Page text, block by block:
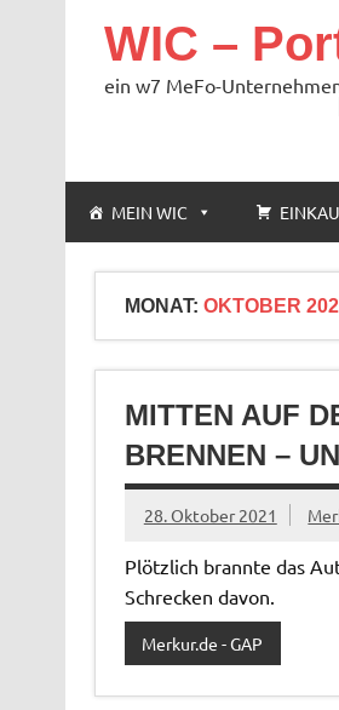
WIC –
ein w7 MeFo-
MEIN WIC
MONAT: OKTOBER
MITTEN AUF
RENNEN –
28. Oktober 2021
Plötzlich brannte das
Schrecken davon.
Merkur.de - GAP